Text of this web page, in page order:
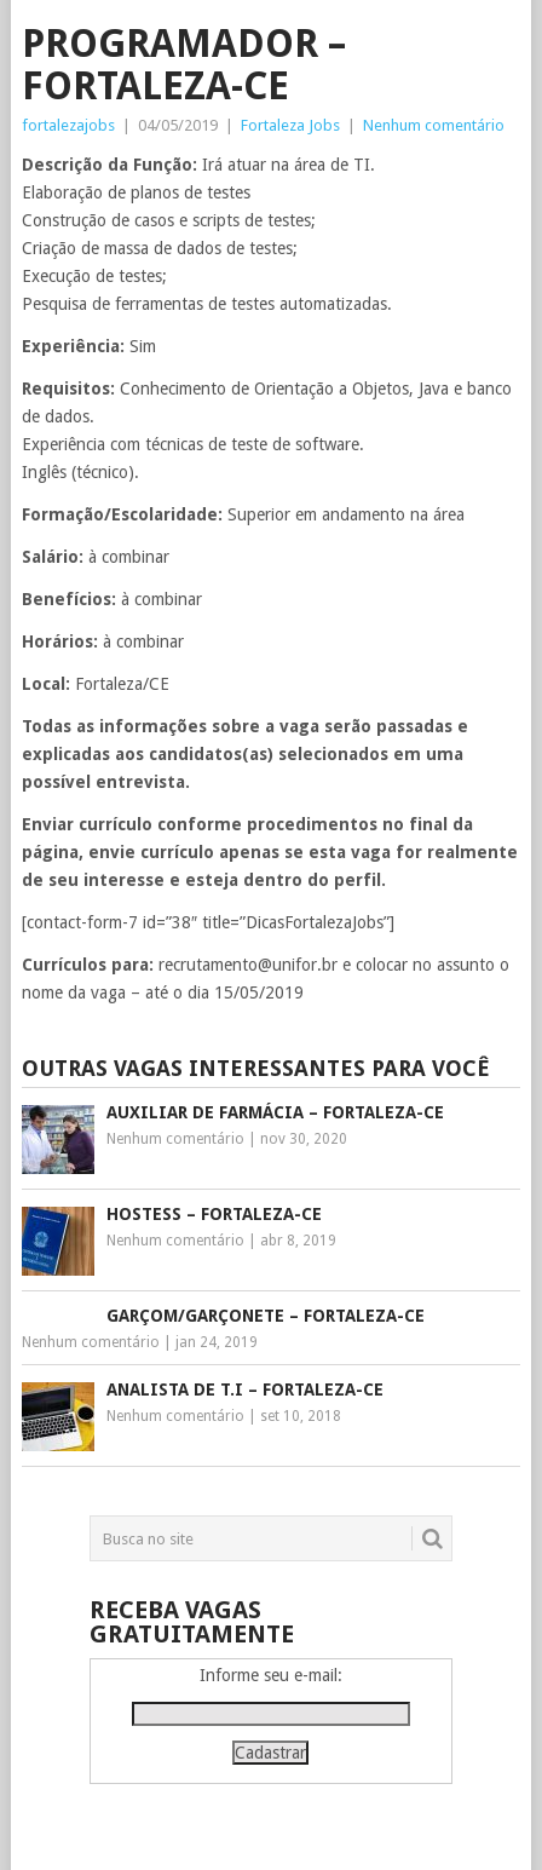
PROGRAMADOR –
FORTALEZA-CE
fortalezajobs 04/05/2019 Fortaleza Jobs Nenhum comentário
Descrição da Função: Irá atuar na área de TI.
Elaboração de planos de testes
Construção de casos e scripts de testes;
Criação de massa de dados de testes;
Execução de testes;
Pesquisa de ferramentas de testes automatizadas.
Experiência: Sim
Requisitos: Conhecimento de Orientação a Objetos, Java e banco
de dados.
Experiência com técnicas de teste de software.
Inglês (técnico).
Formação/Escolaridade: Superior em andamento na área
Salário: à combinar
Benefícios: à combinar
Horários: à combinar
Local: Fortaleza/CE
Todas as informações sobre a vaga serão passadas e
explicadas aos candidatos(as) selecionados em uma
possível entrevista.
Enviar currículo conforme procedimentos no final da
página, envie currículo apenas se esta vaga for realmente
de seu interesse e esteja dentro do perfil.
[contact-form-7 id=”38″ title=”DicasFortalezaJobs”]
Currículos para: recrutamento@unifor.bre colocar no assunto o
nome da vaga – até o dia 15/05/2019
OUTRAS VAGAS INTERESSANTES PARA VOCÊ
AUXILIAR DE FARMÁCIA – FORTALEZA-CE
Nenhum comentário nov 30, 2020
HOSTESS – FORTALEZA-CE
Nenhum comentário abr 8, 2019
GARÇOM/GARÇONETE – FORTALEZA-CE
Nenhum comentário jan 24, 2019
ANALISTA DE T.I – FORTALEZA-CE
Nenhum comentário set 10, 2018
RECEBA VAGAS
GRATUITAMENTE
Informe seu e-mail: